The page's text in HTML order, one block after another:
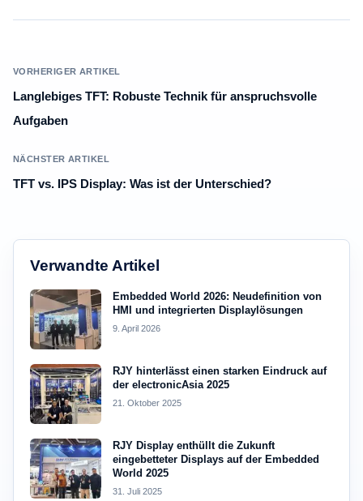
VORHERIGER ARTIKEL
Langlebiges TFT: Robuste Technik für anspruchsvolle
Aufgaben
NÄCHSTER ARTIKEL
TFT vs. IPS Display: Was ist der Unterschied?
Verwandte Artikel
Embedded World 2026: Neudefinition von
HMI und integrierten Displaylösungen
9. April 2026
RJY hinterlässt einen starken Eindruck auf
der electronicAsia 2025
21. Oktober 2025
RJY Display enthüllt die Zukunft
eingebetteter Displays auf der Embedded
World 2025
31. Juli 2025